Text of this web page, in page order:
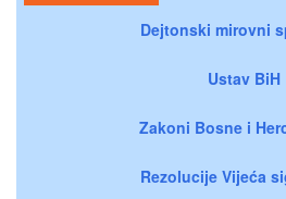
Dejtonski mirovni
Ustav BiH
Zakoni Bosne i
Rezolucije Vijeća